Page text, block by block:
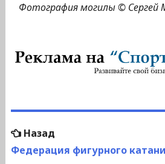
Фотография могилы © Сергей
Навигация
по
НазадПредыдущая
запись:
Федерация фигурного